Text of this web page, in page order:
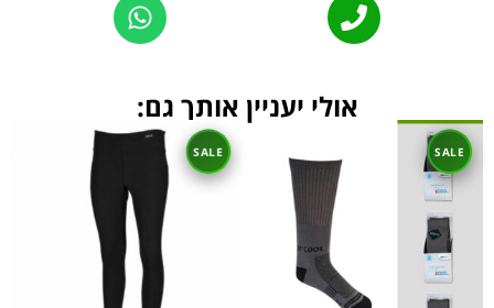
אולי יעניין אותך גם: